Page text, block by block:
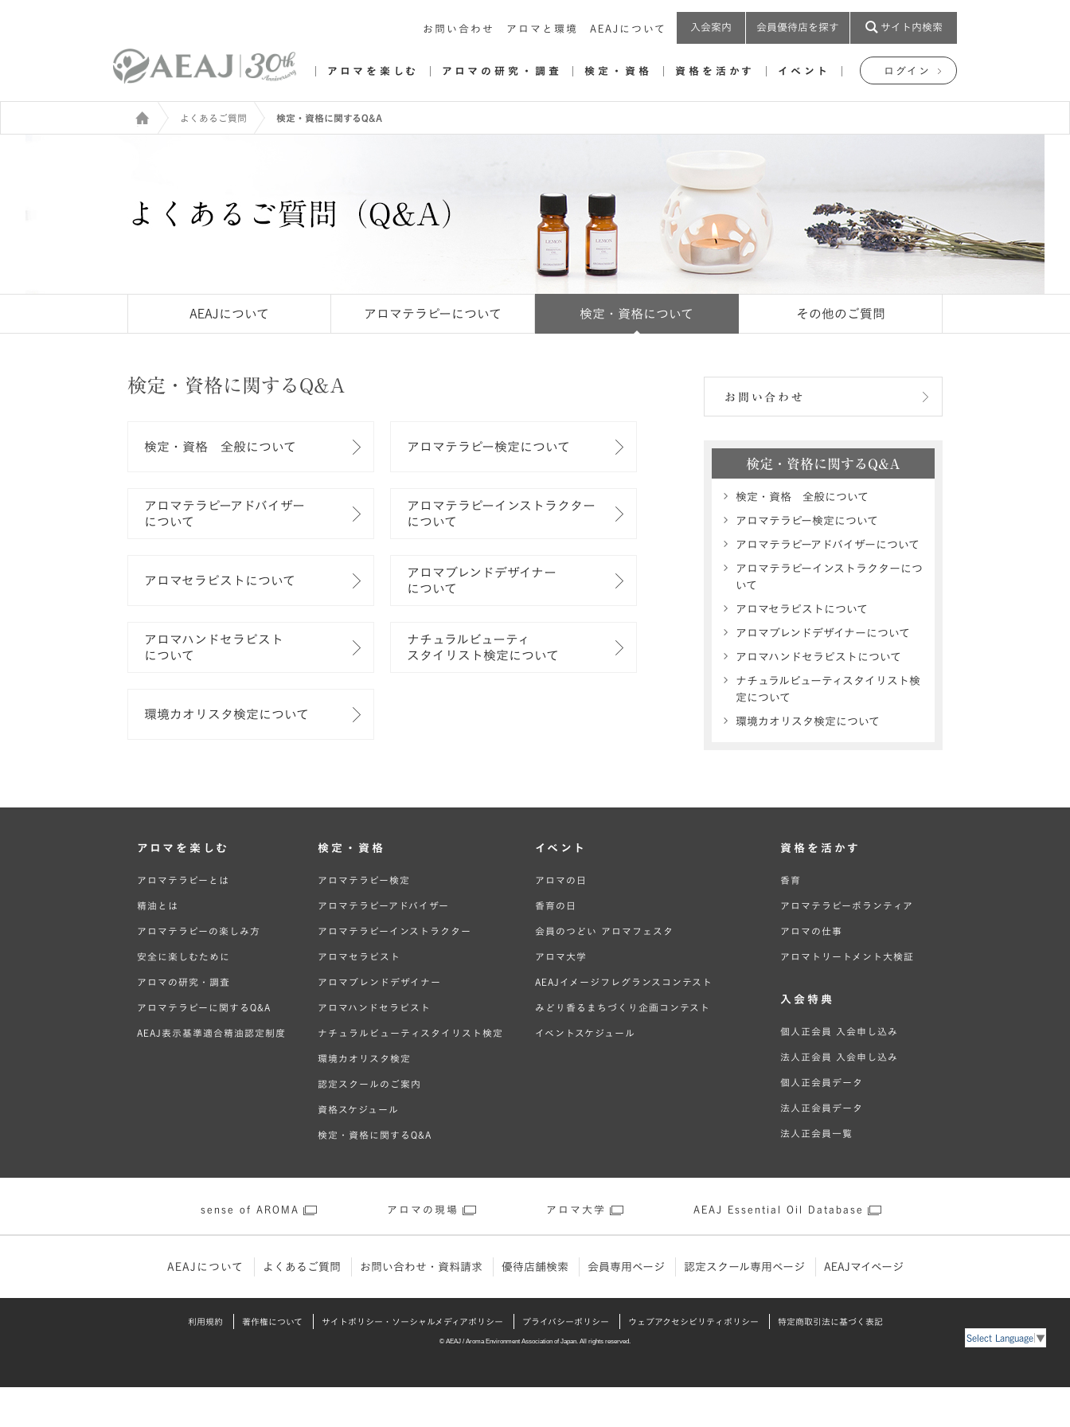
お問い合わせ アロマと環境 AEAJについて 入会案内 会員優待店を探す サイト内検索
アロマを楽しむ アロマの研究・調査 検定・資格 資格を活かす イベント ログイン
よくあるご質問 検定・資格に関するQ&A
AEAJについて アロマテラピーについて 検定・資格について その他のご質問
検定・資格に関するQ&A
検定・資格 全般について アロマテラピー検定について
アロマテラピーアドバイザー
について
アロマテラピーインストラクター
について
アロマセラピストについて
アロマブレンドデザイナー
について
アロマハンドセラピスト
について
ナチュラルビューティ
スタイリスト検定について
環境カオリスタ検定について
お問い合わせ
検定・資格に関するQ&A
検定・資格 全般について
アロマテラピー検定について
アロマテラピーアドバイザーについて
アロマテラピーインストラクターにつ
いて
アロマセラピストについて
アロマブレンドデザイナーについて
アロマハンドセラピストについて
ナチュラルビューティスタイリスト検
定について
環境カオリスタ検定について
アロマを楽しむ
アロマテラピーとは
精油とは
アロマテラピーの楽しみ方
安全に楽しむために
アロマの研究・調査
アロマテラピーに関するQ&A
AEAJ表示基準適合精油認定制度
検定・資格
アロマテラピー検定
アロマテラピーアドバイザー
アロマテラピーインストラクター
アロマセラピスト
アロマブレンドデザイナー
アロマハンドセラピスト
ナチュラルビューティスタイリスト検定
環境カオリスタ検定
認定スクールのご案内
資格スケジュール
検定・資格に関するQ&A
イベント
アロマの日
香育の日
会員のつどい アロマフェスタ
アロマ大学
AEAJイメージフレグランスコンテスト
みどり香るまちづくり企画コンテスト
イベントスケジュール
資格を活かす
香育
アロマテラピーボランティア
アロマの仕事
アロマトリートメント大検証
入会特典
個人正会員 入会申し込み
法人正会員 入会申し込み
個人正会員データ
法人正会員データ
法人正会員一覧
sense of AROMA アロマの現場 アロマ大学 AEAJ Essential Oil Database
AEAJについて よくあるご質問 お問い合わせ・資料請求 優待店舗検索 会員専用ページ 認定スクール専用ページ AEAJマイページ
利⽤規約 著作権について サイトポリシー・ソーシャルメディアポリシー プライバシーポリシー ウェブアクセシビリティポリシー 特定商取引法に基づく表記
© AEAJ / Aroma Environment Association of Japan. All rights reserved. Select Language ▼